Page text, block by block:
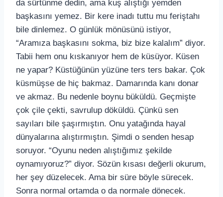
da sürtünme dedin, ama kuş alıştığı yemden
başkasını yemez. Bir kere inadı tuttu mu feriştahı
bile dinlemez. O günlük mönüsünü istiyor,
“Aramıza başkasını sokma, biz bize kalalım” diyor.
Tabii hem onu kıskanıyor hem de küsüyor. Küsen
ne yapar? Küstüğünün yüzüne ters ters bakar. Çok
küsmüşse de hiç bakmaz. Damarında kanı donar
ve akmaz. Bu nedenle boynu büküldü. Geçmişte
çok çile çekti, savrulup döküldü. Çünkü sen
sayıları bile şaşırmıştın. Onu yatağında hayal
dünyalarına alıştırmıştın. Şimdi o senden hesap
soruyor. “Oyunu neden alıştığımız şekilde
oynamıyoruz?” diyor. Sözün kısası değerli okurum,
her şey düzelecek. Ama bir süre böyle sürecek.
Sonra normal ortamda o da normale dönecek.